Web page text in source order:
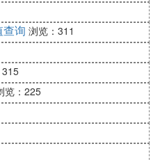
询 浏览：311
览：225